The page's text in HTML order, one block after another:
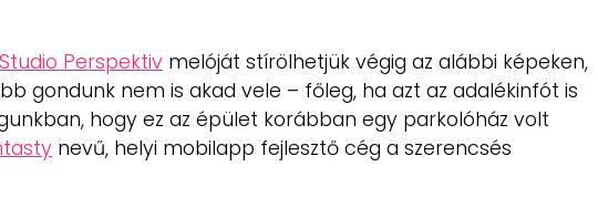
Studio Perspektiv melóját stírölhetjük végig az alábbi képeken,
gondunk nem is akad vele – főleg, ha azt az adalékinfót is
hogy ez az épület korábban egy parkolóház volt
nevű, helyi mobilapp fejlesztő cég a szerencsés